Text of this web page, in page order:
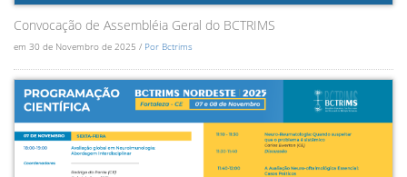
Convocação de Assembléia Geral do BCTRIMS
em 30 de Novembro de 2025 / Por Bctrims